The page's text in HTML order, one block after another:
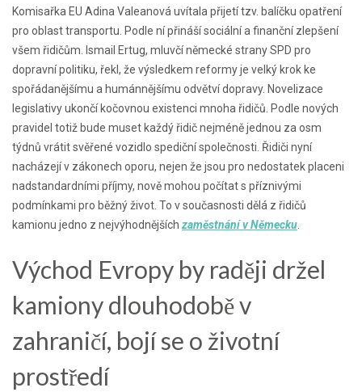
Komisařka EU Adina Valeanová uvítala přijetí tzv. balíčku opatření
pro oblast transportu. Podle ní přináší sociální a finanční zlepšení
všem řidičům. Ismail Ertug, mluvčí německé strany SPD pro
dopravní politiku, řekl, že výsledkem reformy je velký krok ke
spořádanějšímu a humánnějšímu odvětví dopravy. Novelizace
legislativy ukončí kočovnou existenci mnoha řidičů. Podle nových
pravidel totiž bude muset každý řidič nejméně jednou za osm
týdnů vrátit svěřené vozidlo spediční společnosti. Řidiči nyní
nacházejí v zákonech oporu, nejen že jsou pro nedostatek placeni
nadstandardními příjmy, nově mohou počítat s příznivými
podmínkami pro běžný život. To v současnosti dělá z řidičů
kamionu jedno z nejvýhodnějších zaměstnání v Německu
Východ Evropy by raději držel
kamiony dlouhodobě v
zahraničí, bojí se o životní
prostředí